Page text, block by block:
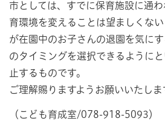
市としては、すでに保育施設に通
育環境を変えることは望ましくな
が在園中のお子さんの退園を気に
のタイミングを選択できるように
止するものです。
ご理解賜りますようお願いいたしま
（こども育成室/078-918-5093）